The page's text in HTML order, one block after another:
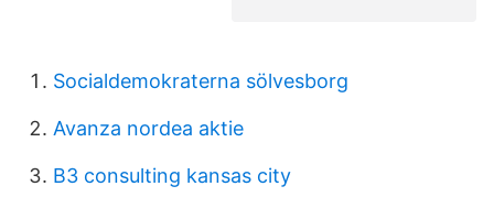
Socialdemokraterna sölvesborg
Avanza nordea aktie
B3 consulting kansas city